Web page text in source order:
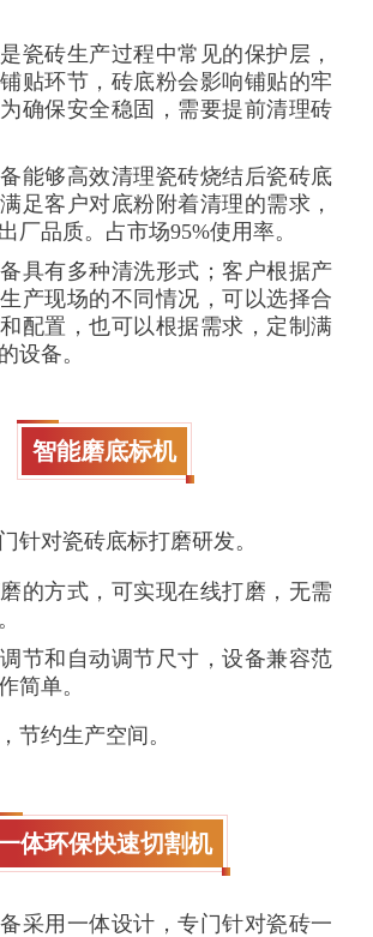
瓷砖生产过程中常见的保护层，
贴环节，砖底粉会影响铺贴的牢
确保安全稳固，需要提前清理砖
能够高效清理瓷砖烧结后瓷砖底
足客户对底粉附着清理的需求，
厂品质。占市场95%使用率。
具有多种清洗形式；客户根据产
产现场的不同情况，可以选择合
配置，也可以根据需求，定制满
设备。
智能磨底标机
针对瓷砖底标打磨研发。
的方式，可实现在线打磨，无需
节和自动调节尺寸，设备兼容范
简单。
节约生产空间。
体环保快速切割机
采用一体设计，专门针对瓷砖一